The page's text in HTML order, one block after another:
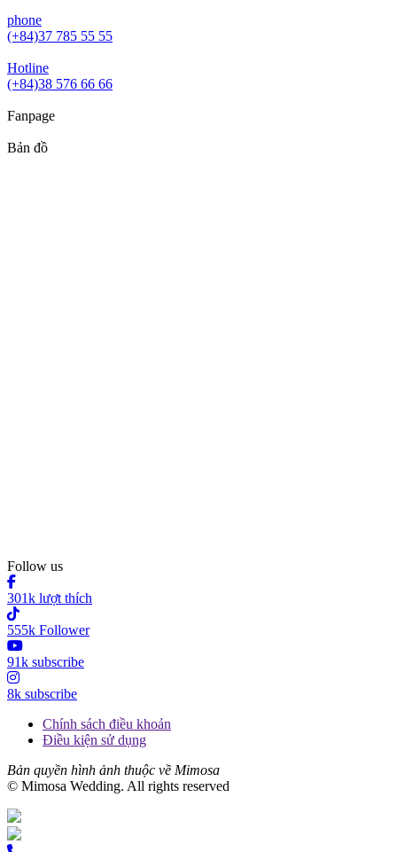
phone
(+84)37 785 55 55
Hotline
(+84)38 576 66 66
Fanpage
Bản đồ
Follow us
301k lượt thích
555k Follower
91k subscribe
8k subscribe
Chính sách điều khoản
Điều kiện sử dụng
Bản quyền hình ảnh thuộc về Mimosa
© Mimosa Wedding. All rights reserved